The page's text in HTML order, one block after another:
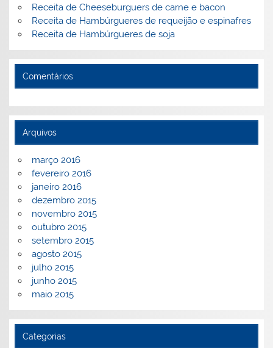
Receita de Cheeseburguers de carne e bacon
Receita de Hambúrgueres de requeijão e espinafres
Receita de Hambúrgueres de soja
Comentários
Arquivos
março 2016
fevereiro 2016
janeiro 2016
dezembro 2015
novembro 2015
outubro 2015
setembro 2015
agosto 2015
julho 2015
junho 2015
maio 2015
Categorias